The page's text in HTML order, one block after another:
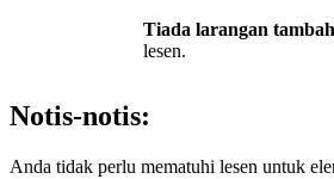
Tiada larangan
lesen.
Notis-notis:
Anda tidak perlu mematuhi lesen untuk